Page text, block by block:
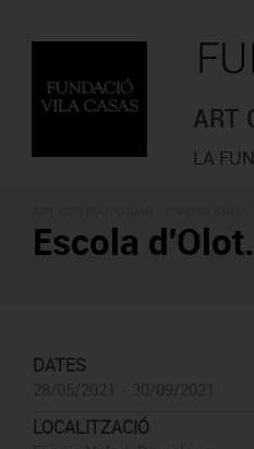
ART
LA
Escola
DATES
LOCALITZACIÓ